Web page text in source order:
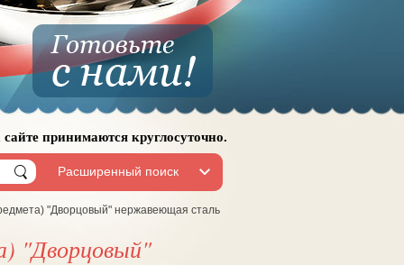
принимаются круглосуточно.
Расширенный поиск
"Дворцовый" нержавеющая сталь
"Дворцовый"